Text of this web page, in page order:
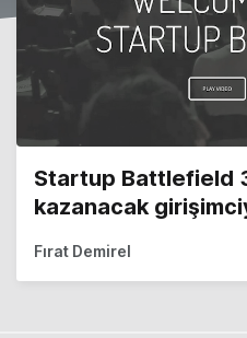
Startup Battlefield
kazanacak
Fırat Demirel